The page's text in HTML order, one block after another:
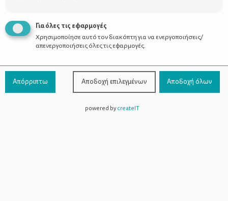
Επικοινωνία
800-1199-800(από σταθερό,
χωρίς χρέωση)
Για όλες τις εφαρμογές
Χρησιμοποίησε αυτό τον διακόπτη για να ενεργοποιήσεις/
απενεργοποιήσεις όλες τις εφαρμογές.
Απόρριπτω Αποδοχή επιλεγμένων Αποδοχή όλων
powered bycreateIT